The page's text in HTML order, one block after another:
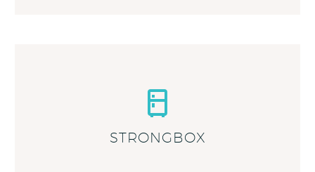
STRONGBOX